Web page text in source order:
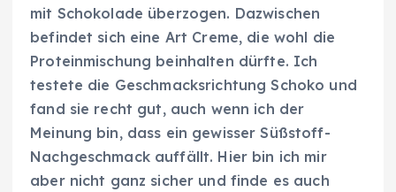
mit Schokolade überzogen. Dazwischen
befindet sich eine Art Creme, die wohl die
Proteinmischung beinhalten dürfte. Ich
testete die Geschmacksrichtung Schoko und
fand sie recht gut, auch wenn ich der
Meinung bin, dass ein gewisser Süßstoff-
Nachgeschmack auffällt. Hier bin ich mir
aber nicht ganz sicher und finde es auch